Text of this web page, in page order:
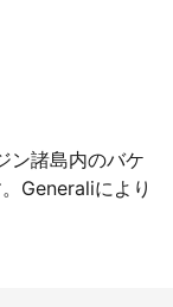
ン諸島内のバケ
Generaliにより